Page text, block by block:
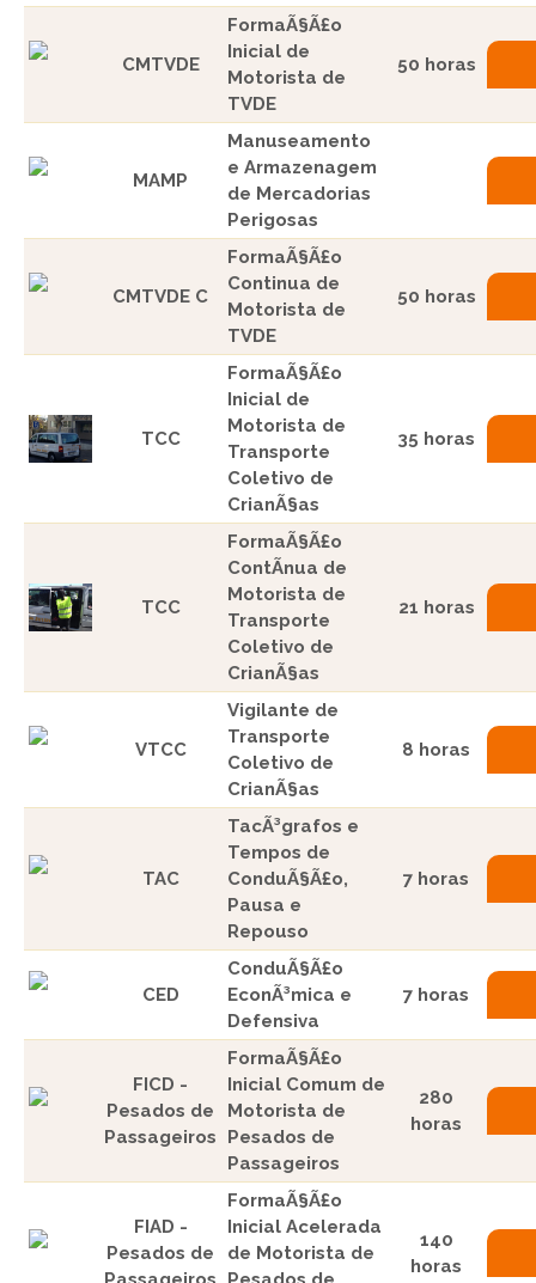
CMTVDE
FormaÃ§Ã£o
Inicial de
Motorista de
TVDE
50 horas
MAMP
Manuseamento
e Armazenagem
de Mercadorias
Perigosas
CMTVDE C
FormaÃ§Ã£o
Continua de
Motorista de
TVDE
50 horas
TCC
FormaÃ§Ã£o
Inicial de
Motorista de
Transporte
Coletivo de
CrianÃ§as
35 horas
TCC
FormaÃ§Ã£o
ContÃ­nua de
Motorista de
Transporte
Coletivo de
CrianÃ§as
21 horas
VTCC
Vigilante de
Transporte
Coletivo de
CrianÃ§as
8 horas
TAC
TacÃ³grafos e
Tempos de
ConduÃ§Ã£o,
Pausa e
Repouso
7 horas
CED
ConduÃ§Ã£o
EconÃ³mica e
Defensiva
7 horas
FICD -
Pesados de
Passageiros
FormaÃ§Ã£o
Inicial Comum de
Motorista de
Pesados de
Passageiros
280
horas
FIAD -
Pesados de
FormaÃ§Ã£o
Inicial Acelerada
de Motorista de
140
horas